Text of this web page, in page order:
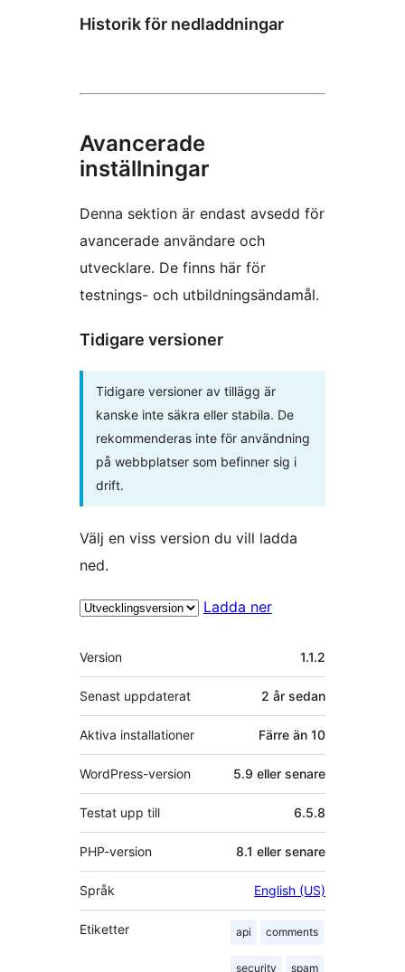
Historik för nedladdningar
Avancerade
inställningar
Denna sektion är endast avsedd för
avancerade användare och
utvecklare. De finns här för
testnings- och utbildningsändamål.
Tidigare versioner
Tidigare versioner av tillägg är
kanske inte säkra eller stabila. De
rekommenderas inte för användning
på webbplatser som befinner sig i
drift.
Välj en viss version du vill ladda
ned.
Ladda ner
Meta
Version 1.1.2
Senast uppdaterat 2 år sedan
Aktiva installationer Färre än 10
WordPress-version 5.9 eller senare
Testat upp till 6.5.8
PHP-version 8.1 eller senare
Språk English (US)
Etiketter api comments
security spam